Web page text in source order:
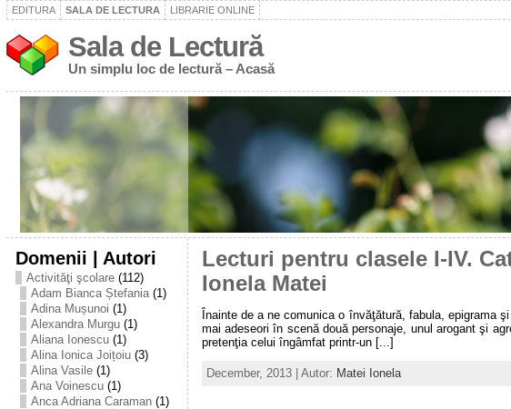
EDITURA SALA DE LECTURA LIBRARIE ONLINE
Sala de Lectură
Un simplu loc de lectură – Acasă
Domenii | Autori
Activităţi şcolare(112)
Adam Bianca Ștefania(1)
Adina Mușunoi (1)
Alexandra Murgu(1)
Aliana Ionescu(1)
Alina Ionica Joițoiu(3)
Alina Vasile(1)
Ana Voinescu(1)
Anca Adriana Caraman(1)
Lecturi pentru clasele I-IV.
Ionela Matei
Înainte de a ne comunica o învăţătură, fabula, epigrama
mai adeseori în scenă două personaje, unul arogant şi
pretenţia celui îngâmfat printr-un [...]
December, 2013 | Autor: Matei Ionela